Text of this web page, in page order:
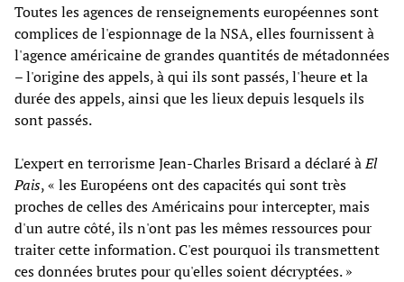
Toutes les agences de renseignements européennes sont
complices de l'espionnage de la NSA, elles fournissent à
l'agence américaine de grandes quantités de métadonnées
– l'origine des appels, à qui ils sont passés, l'heure et la
durée des appels, ainsi que les lieux depuis lesquels ils
sont passés.
L'expert en terrorisme Jean-Charles Brisard a déclaré àEl
Pais, « les Européens ont des capacités qui sont très
proches de celles des Américains pour intercepter, mais
d'un autre côté, ils n'ont pas les mêmes ressources pour
traiter cette information. C'est pourquoi ils transmettent
ces données brutes pour qu'elles soient décryptées. »